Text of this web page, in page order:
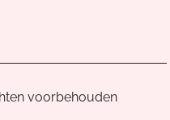
van
voorbehouden